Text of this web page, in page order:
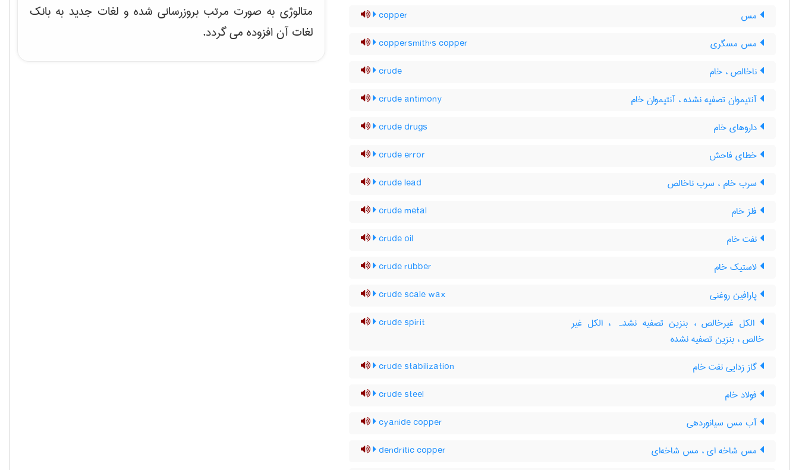
مس copper
مس مسگری coppersmith's copper
ناخالص ، خام crude
آنتیموان تصفیه نشده ، آنتیموان خام crude antimony
داروهای خام crude drugs
خطای فاحش crude error
سرب خام ، سرب ناخالص crude lead
فلز خام crude metal
نفت خام crude oil
لاستیک خام crude rubber
پارافین روغنی crude scale wax
الکل غیرخالص ، بنزین تصفیه نشدہ ، الکل غیر
خالص ، بنزین تصفیه نشده
crude spirit
گاز زدایی نفت خام crude stabilization
فولاد خام crude steel
آب مس سیانوردهی cyanide copper
مس شاخه ای ، مس شاخه‌ای dendritic copper
متالوژی به صورت مرتب بروزرسانی شده و لغات جدید به بانک
لغات آن افزوده می گردد.